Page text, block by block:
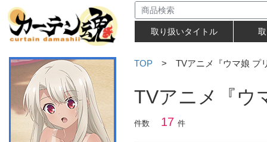
取り扱いタイトル
TOP > TVアニメ『ウマ娘 プ
TVアニメ『ウ
件数 17 件